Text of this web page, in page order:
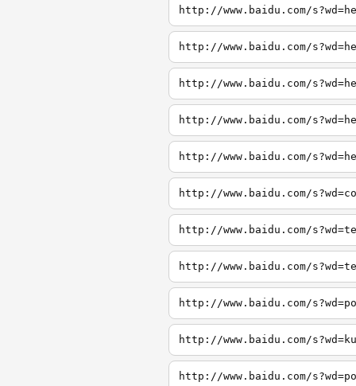
http://www.baidu.com/
http://www.baidu.com/
http://www.baidu.com/
http://www.baidu.com/
http://www.baidu.com/
http://www.baidu.com/
http://www.baidu.com/
http://www.baidu.com/
http://www.baidu.com/
http://www.baidu.com/
http://www.baidu.com/